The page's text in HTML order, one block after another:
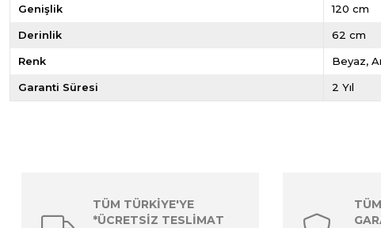
Genişlik 120 cm
Derinlik 62 cm
Renk Beyaz
Garanti Süresi 2 Yıl
TÜM TÜRKİYE'YE
*ÜCRETSİZ TESLİMAT